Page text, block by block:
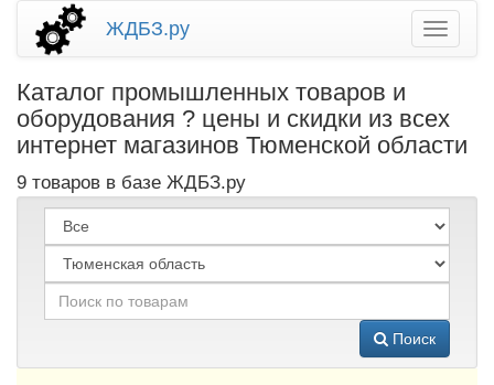
ЖДБЗ.ру
Каталог промышленных товаров и
оборудования ? цены и скидки из всех
интернет магазинов Тюменской области
9 товаров в базе ЖДБЗ.ру
Поиск